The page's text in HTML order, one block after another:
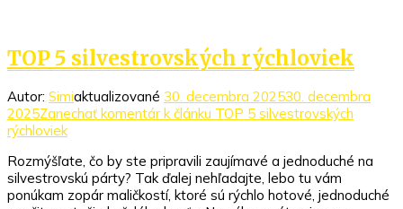
TOP 5 silvestrovských rýchloviek
Autor: Simiaktualizované 30. decembra 202530. decembra
2025Zanechať komentár k článku TOP 5 silvestrovských
rýchloviek
Rozmýšľate, čo by ste pripravili zaujímavé a jednoduché na
silvestrovskú párty? Tak ďalej nehľadajte, lebo tu vám
ponúkam zopár maličkostí, ktoré sú rýchlo hotové, jednoduché